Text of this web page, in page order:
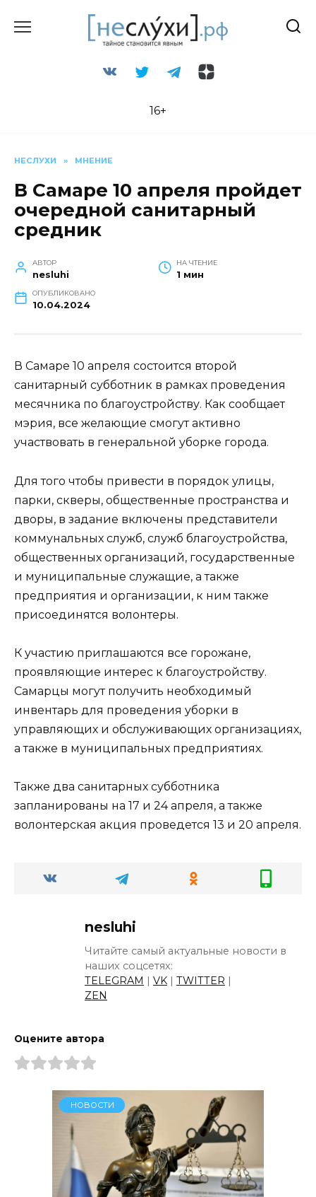
16+
НЕСЛУХИ » МНЕНИЕ
В Самаре 10 апреля пройдет
очередной санитарный
средник
АВТОР
nesluhi
НА ЧТЕНИЕ
1 мин
ОПУБЛИКОВАНО
10.04.2024
В Самаре 10 апреля состоится второй
санитарный субботник в рамках проведения
месячника по благоустройству. Как сообщает
мэрия, все желающие смогут активно
участвовать в генеральной уборке города.
Для того чтобы привести в порядок улицы,
парки, скверы, общественные пространства и
дворы, в задание включены представители
коммунальных служб, служб благоустройства,
общественных организаций, государственные
и муниципальные служащие, а также
предприятия и организации, к ним также
присоединятся волонтеры.
К участию приглашаются все горожане,
проявляющие интерес к благоустройству.
Самарцы могут получить необходимый
инвентарь для проведения уборки в
управляющих и обслуживающих организациях,
а также в муниципальных предприятиях.
Также два санитарных субботника
запланированы на 17 и 24 апреля, а также
волонтерская акция проведется 13 и 20 апреля.
nesluhi
Читайте самый актуальные новости в
наших соцсетях:
TELEGRAM | VK | TWITTER |
ZEN
Оцените автора
НОВОСТИ